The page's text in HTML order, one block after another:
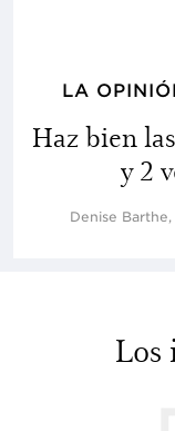
LA
Haz bien
y 2
Denise
Los